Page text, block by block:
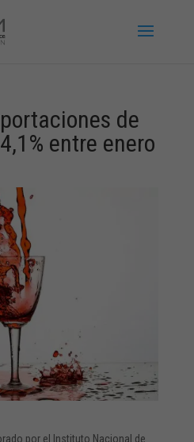
de
entre enero
por el Instituto Nacional de